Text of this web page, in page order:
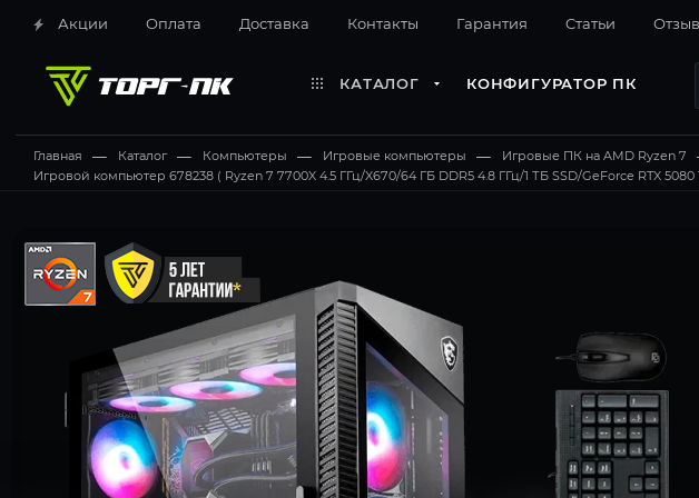
Акции Оплата Доставка Контакты Гарантия Cтатьи
КАТАЛОГ КОНФИГУРАТОР ПК
Главная — Каталог — Компьютеры — Игровые компьютеры — Игровые ПК на AMD Ryzen 7
Игровой компьютер 678238 ( Ryzen 7 7700X 4.5 ГГц/X670/64 ГБ DDR5 4.8 ГГц/1 ТБ SSD/GeForce RTX